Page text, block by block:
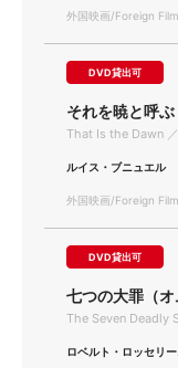
外国映画/Foreign Film
DVD貸出可
それを暁と呼ぶ
That Is the Dawn
ルイス・ブニュエル
外国映画/Foreign Film
DVD貸出可
七つの大罪（オ
The Seven Deadly
ロベルト・ロッセリ